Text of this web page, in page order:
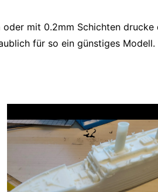
gutes Modell raus. ❤ Unglaublich für so ein günstiges Modell.